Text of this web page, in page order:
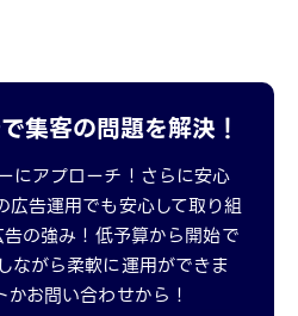
集客の問題を解決！
にアプローチ！さらに安心
広告運用でも安心して取り組
の強み！低予算から開始で
ながら柔軟に運用ができま
お問い合わせから！